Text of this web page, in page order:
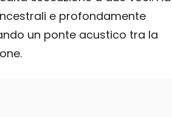
e profondamente
un ponte acustico tra la